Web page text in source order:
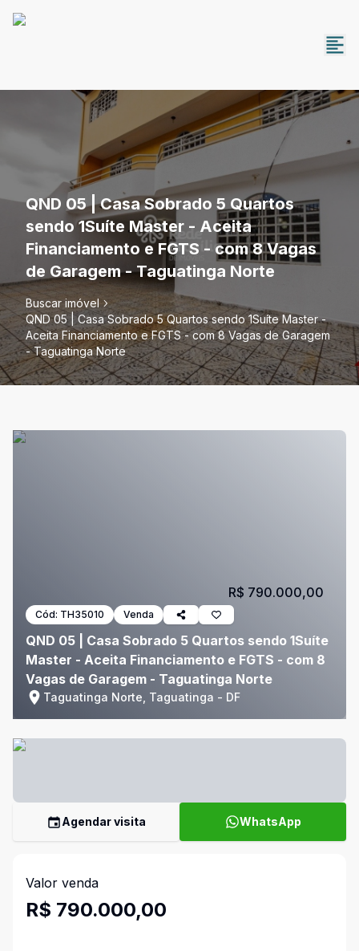
QND 05 | Casa Sobrado 5 Quartos
sendo 1Suíte Master - Aceita
Financiamento e FGTS - com 8 Vagas
de Garagem - Taguatinga Norte
Buscar imóvel
QND 05 | Casa Sobrado 5 Quartos sendo 1Suíte Master -
Aceita Financiamento e FGTS - com 8 Vagas de Garagem
- Taguatinga Norte
Cód: TH35010 Venda
QND 05 | Casa Sobrado 5 Quartos sendo 1Suíte
Master - Aceita Financiamento e FGTS - com 8
Vagas de Garagem - Taguatinga Norte
Taguatinga Norte, Taguatinga - DF
R$ 790.000,00
Agendar visita WhatsApp
Valor venda
R$ 790.000,00